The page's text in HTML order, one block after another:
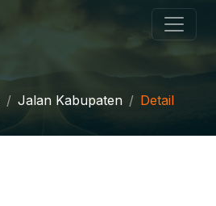
Jalan Kabupaten Detail